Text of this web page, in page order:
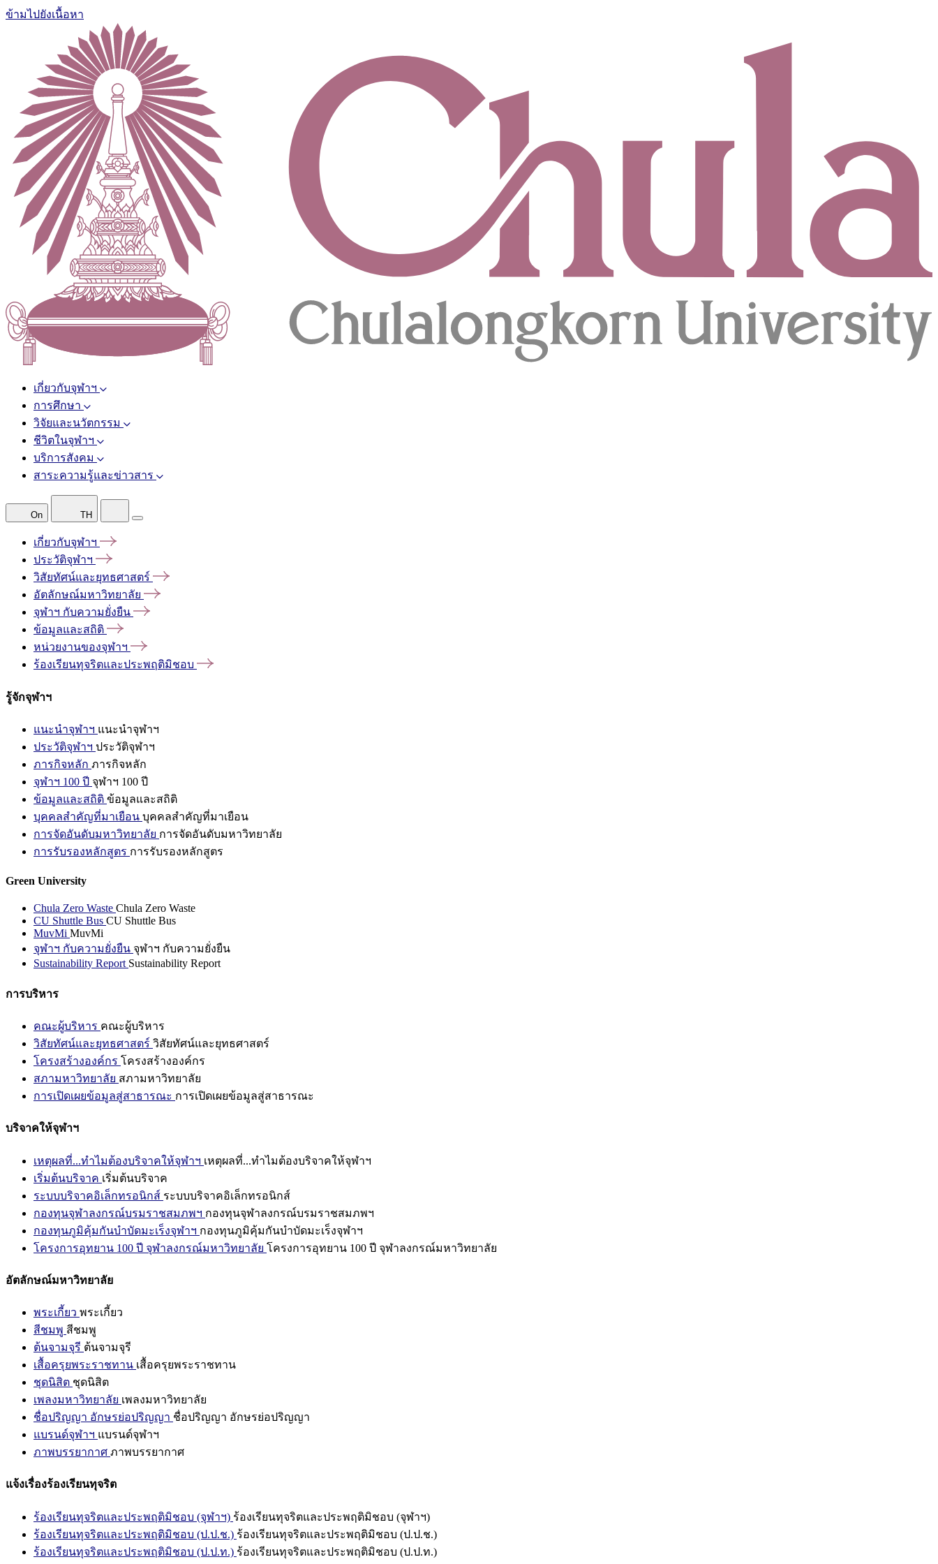
ข้ามไปยังเนื้อหา
เกี่ยวกับจุฬาฯ
การศึกษา
วิจัยและนวัตกรรม
ชีวิตในจุฬาฯ
บริการสังคม
สาระความรู้และข่าวสาร
On TH
เกี่ยวกับจุฬาฯ
ประวัติจุฬาฯ
วิสัยทัศน์และยุทธศาสตร์
อัตลักษณ์มหาวิทยาลัย
จุฬาฯ กับความยั่งยืน
ข้อมูลและสถิติ
หน่วยงานของจุฬาฯ
ร้องเรียนทุจริตและประพฤติมิชอบ
รู้จักจุฬาฯ
แนะนำจุฬาฯ แนะนำจุฬาฯ
ประวัติจุฬาฯ ประวัติจุฬาฯ
ภารกิจหลัก ภารกิจหลัก
จุฬาฯ 100 ปี จุฬาฯ 100 ปี
ข้อมูลและสถิติ ข้อมูลและสถิติ
บุคคลสำคัญที่มาเยือน บุคคลสำคัญที่มาเยือน
การจัดอันดับมหาวิทยาลัย การจัดอันดับมหาวิทยาลัย
การรับรองหลักสูตร การรับรองหลักสูตร
Green University
Chula Zero Waste Chula Zero Waste
CU Shuttle Bus CU Shuttle Bus
MuvMi MuvMi
จุฬาฯ กับความยั่งยืน จุฬาฯ กับความยั่งยืน
Sustainability Report Sustainability Report
การบริหาร
คณะผู้บริหาร คณะผู้บริหาร
วิสัยทัศน์และยุทธศาสตร์ วิสัยทัศน์และยุทธศาสตร์
โครงสร้างองค์กร โครงสร้างองค์กร
สภามหาวิทยาลัย สภามหาวิทยาลัย
การเปิดเผยข้อมูลสู่สาธารณะ การเปิดเผยข้อมูลสู่สาธารณะ
บริจาคให้จุฬาฯ
เหตุผลที่...ทำไมต้องบริจาคให้จุฬาฯ เหตุผลที่...ทำไมต้องบริจาคให้จุฬาฯ
เริ่มต้นบริจาค เริ่มต้นบริจาค
ระบบบริจาคอิเล็กทรอนิกส์ ระบบบริจาคอิเล็กทรอนิกส์
กองทุนจุฬาลงกรณ์บรมราชสมภพฯ กองทุนจุฬาลงกรณ์บรมราชสมภพฯ
กองทุนภูมิคุ้มกันบำบัดมะเร็งจุฬาฯ กองทุนภูมิคุ้มกันบำบัดมะเร็งจุฬาฯ
โครงการอุทยาน 100 ปี จุฬาลงกรณ์มหาวิทยาลัย โครงการอุทยาน 100 ปี จุฬาลงกรณ์มหาวิทยาลัย
อัตลักษณ์มหาวิทยาลัย
พระเกี้ยว พระเกี้ยว
สีชมพู สีชมพู
ต้นจามจุรี ต้นจามจุรี
เสื้อครุยพระราชทาน เสื้อครุยพระราชทาน
ชุดนิสิต ชุดนิสิต
เพลงมหาวิทยาลัย เพลงมหาวิทยาลัย
ชื่อปริญญา อักษรย่อปริญญา ชื่อปริญญา อักษรย่อปริญญา
แบรนด์จุฬาฯ แบรนด์จุฬาฯ
ภาพบรรยากาศ ภาพบรรยากาศ
แจ้งเรื่องร้องเรียนทุจริต
ร้องเรียนทุจริตและประพฤติมิชอบ (จุฬาฯ) ร้องเรียนทุจริตและประพฤติมิชอบ (จุฬาฯ)
ร้องเรียนทุจริตและประพฤติมิชอบ (ป.ป.ช.) ร้องเรียนทุจริตและประพฤติมิชอบ (ป.ป.ช.)
ร้องเรียนทุจริตและประพฤติมิชอบ (ป.ป.ท.) ร้องเรียนทุจริตและประพฤติมิชอบ (ป.ป.ท.)